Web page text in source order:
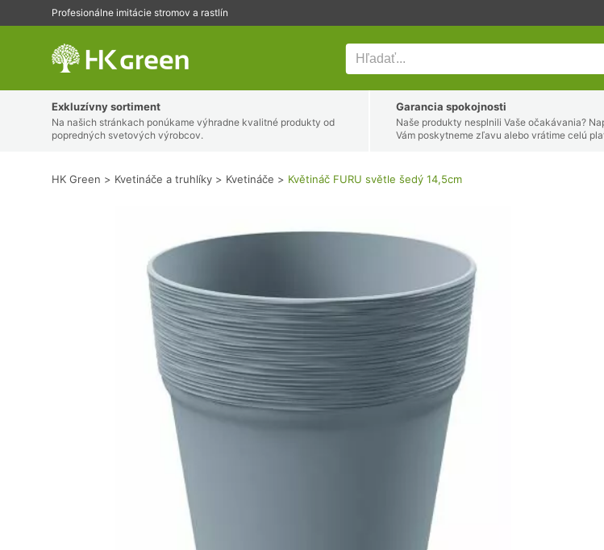
Profesionálne imitácie stromov a rastlín
HK Green Kvetináče a truhlíky Kvetináče Květináč FURU světle šedý 14,5cm
Exkluzívny sortiment
Na našich stránkach ponúkame výhradne kvalitné produkty od
popredných svetových výrobcov.
Garancia spokojnosti
Naše produkty nesplnili Vaše očakávania?
Vám poskytneme zľavu alebo vrátime celú